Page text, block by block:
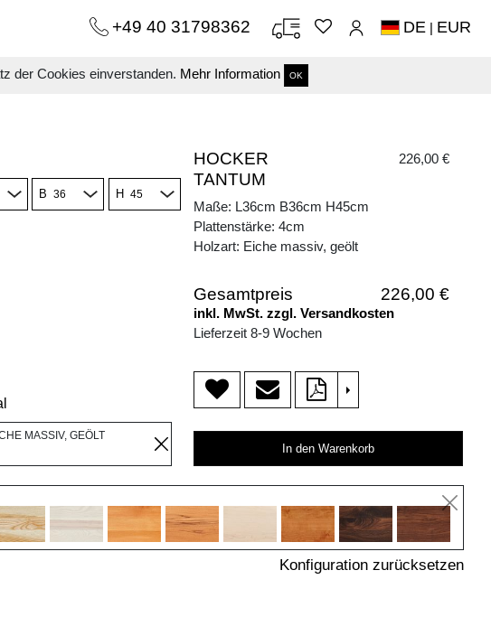
der Cookies einverstanden. Mehr Information OK
+49 40 31798362 DE | EUR
B H
MASSIV, GEÖLT
HOCKER
TANTUM
226,00 €
Maße: L36cm B36cm H45cm
Plattenstärke: 4cm
Holzart: Eiche massiv, geölt
Gesamtpreis 226,00 €
inkl. MwSt. zzgl. Versandkosten
Lieferzeit 8-9 Wochen
>
In den Warenkorb
Konfiguration zurücksetzen